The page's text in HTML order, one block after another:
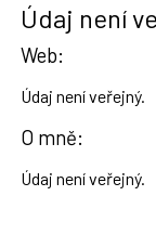
Údaj není
Web:
Údaj není veřejný.
O mně:
Údaj není veřejný.